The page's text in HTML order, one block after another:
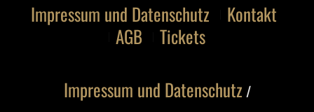
Impressum und Datenschutz
Kontakt
AGB
Tickets
Impressum und Datenschutz /